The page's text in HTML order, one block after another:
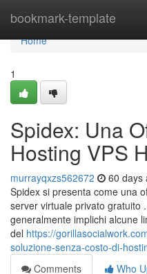
bookmark-template
Home
Home
1
Spidex: Una
Hosting VPS
murrayqxzs562672 60 days
Spidex si presenta come una
server virtuale privato gratuito
generalmente implichi alcune
del https://
soluzione-senza-costo-di-
Comments
Who